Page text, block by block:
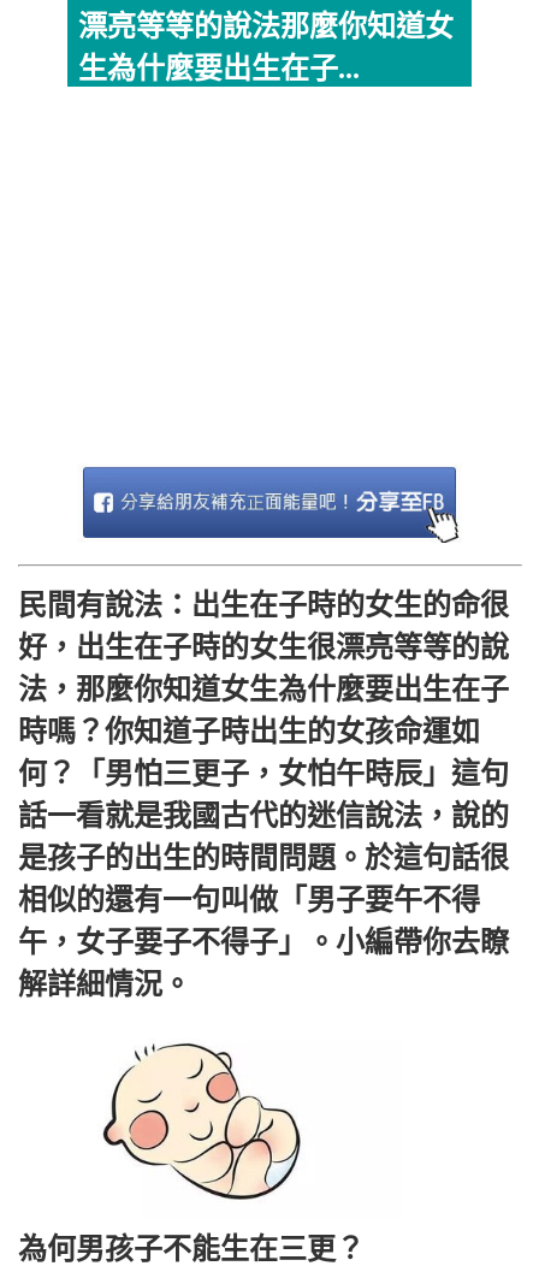
漂亮等等的說法那麼你知道女
生為什麼要出生在子...
民間有說法：出生在子時的女生的命很
好，出生在子時的女生很漂亮等等的說
法，那麼你知道女生為什麼要出生在子
時嗎？你知道子時出生的女孩命運如
何？「男怕三更子，女怕午時辰」這句
話一看就是我國古代的迷信說法，說的
是孩子的出生的時間問題。於這句話很
相似的還有一句叫做「男子要午不得
午，女子要子不得子」。小編帶你去瞭
解詳細情況。
為何男孩子不能生在三更？